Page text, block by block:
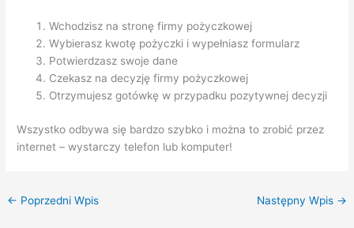
Wchodzisz na stronę firmy pożyczkowej
Wybierasz kwotę pożyczki i wypełniasz formularz
Potwierdzasz swoje dane
Czekasz na decyzję firmy pożyczkowej
Otrzymujesz gotówkę w przypadku pozytywnej decyzji
Wszystko odbywa się bardzo szybko i można to zrobić przez
internet – wystarczy telefon lub komputer!
← Poprzedni Wpis Następny Wpis →